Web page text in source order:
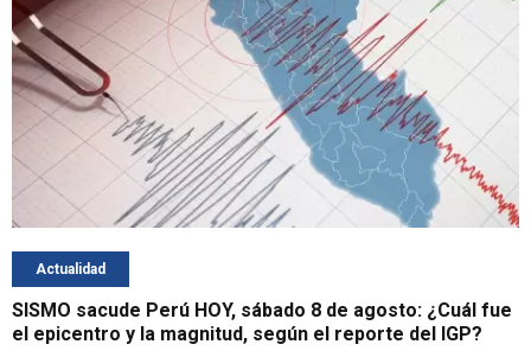
Actualidad
SISMO sacude Perú HOY, sábado 8 de agosto: ¿Cuál fue
el epicentro y la magnitud, según el reporte del IGP?